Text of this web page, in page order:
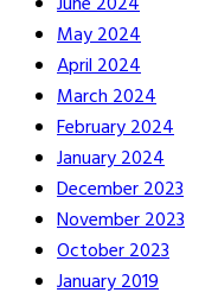
May 2024
April 2024
March 2024
February 2024
January 2024
December 2023
November 2023
October 2023
January 2019